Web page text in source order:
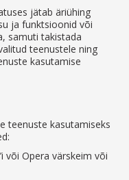
jätab äriühing
ja funktsioonid või
samuti takistada
teenustele ning
kasutamise
teenuste kasutamiseks
või Opera värskeim või